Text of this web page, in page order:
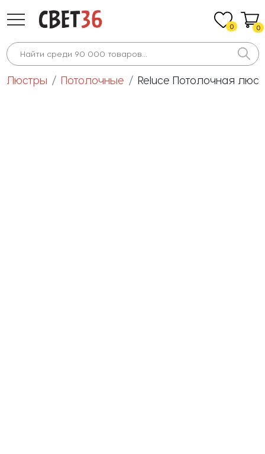
0 0
Люстры Потолочные Reluce Потолочная